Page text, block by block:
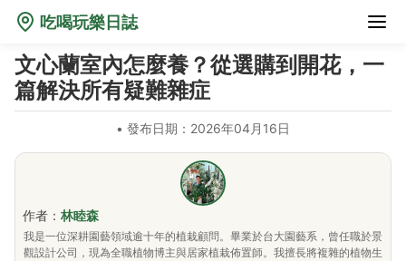
吃喝玩樂日誌
文心蘭室內怎麼養？從選購到開花，一
篇解決所有疑難雜症
• 發布日期：2026年04月16日
作者： 林睦森
我是一位深耕園藝領域逾十年的植栽顧問。畢業於台大園藝系，曾任職於景
觀設計公司，現為全職植物博主與居家植栽佈置師。我擅長將複雜的植物生